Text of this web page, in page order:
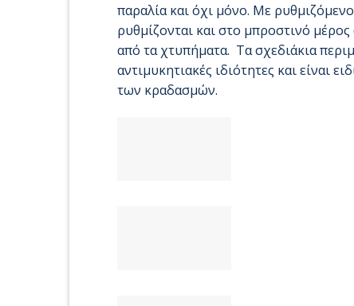
παραλία και όχι μόνο. Με
ρυθμίζονται και στο μπροστινό
από τα χτυπήματα. Τα σχεδιάκια
αντιμυκητιακές ιδιότητες και είναι
των κραδασμών.